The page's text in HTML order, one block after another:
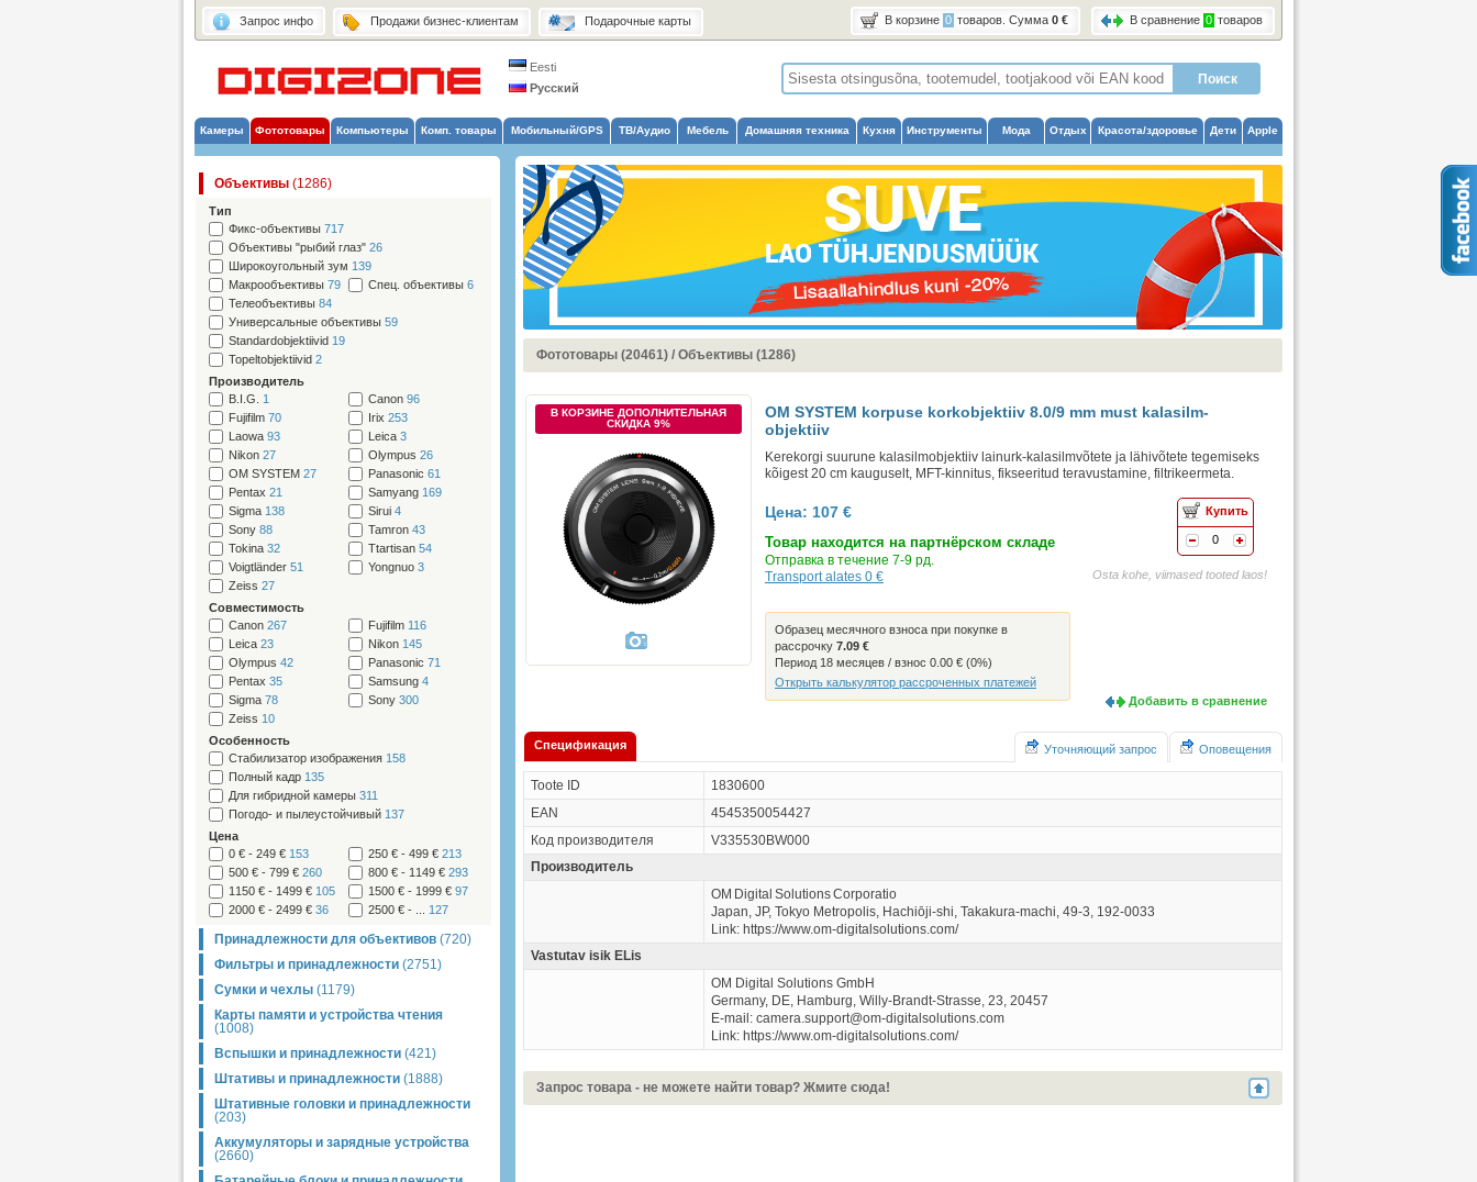
Запрос инфо Продажи бизнес-клиентам Подарочные карты В корзине 0 товаров . Сумма 0 € В сравнение 0 товаров
Eesti
Русский
Камеры Фототовары Компьютеры Комп. товары Мобильный/GPS ТВ/Аудио Мебель Домашняя техника Кухня Инструменты Мода Отдых Красота/здоровье Дети Apple
Объективы (1286)
Тип
Фикс-объективы 717
Объективы "рыбий глаз" 26
Широкоугольный зум 139
Макрообъективы 79 Спец. объективы 6
Телеобъективы 84
Универсальные объективы 59
Standardobjektiivid 19
Topeltobjektiivid 2
Производитель
B.I.G.
1 Canon 96
Fujifilm 70 Irix 253
Laowa 93 Leica 3
Nikon 27 Olympus 26
OM SYSTEM 27 Panasonic 61
Pentax 21 Samyang 169
Sigma 138 Sirui 4
Sony 88 Tamron 43
Tokina 32 Ttartisan 54
Voigtländer 51 Yongnuo 3
Zeiss 27
Cовместимость
Canon 267 Fujifilm 116
Leica 23 Nikon 145
Olympus 42 Panasonic 71
Pentax 35 Samsung 4
Sigma 78 Sony 300
Zeiss 10
Особенность
Стабилизатор изображения 158
Полный кадр 135
Для гибридной камеры 311
Погодо- и пылеустойчивый 137
Цена
0 € - 249 € 153 250 € - 499 € 213
500 € - 799 € 260 800 € - 1149 € 293
1150 € - 1499 € 105 1500 € - 1999 € 97
2000 € - 2499 € 36 2500 € - ... 127
Принадлежности для объективов (720)
Фильтры и принадлежности (2751)
Сумки и чехлы (1179)
Карты памяти и устройства чтения
(1008)
Вспышки и принадлежности (421)
Штативы и принадлежности (1888)
Штативные головки и принадлежности
(203)
Аккумуляторы и зарядные устройства
(2660)
Фототовары (20461) / Объективы (1286)
В КОРЗИНЕ ДОПОЛНИТЕЛЬНАЯ
СКИДКА 9%
OM SYSTEM korpuse korkobjektiiv 8.0/9 mm must kalasilm-
objektiiv
Kerekorgi suurune kalasilmobjektiiv lainurk-kalasilmvõtete ja lähivõtete tegemiseks
kõigest 20 cm kauguselt, MFT-kinnitus, fikseeritud teravustamine, filtrikeermeta.
Цена: 107 €
Товар находится на партнёрском складе
Отправка в течение 7-9 рд.
Transport alates 0 €
Купить
0
Osta kohe, viimased tooted laos!
Образец месячного взноса при покупке в
рассрочку 7.09 €
Период 18 месяцев / взнос 0.00 € (0%)
Открыть калькулятор рассроченных платежей
Добавить в сравнение
Спецификация Уточняющий запрос Оповещения
Toote ID
1830600
EAN
4545350054427
Код производителя
V335530BW000
Производитель
OM Digital Solutions Corporatio
Japan, JP, Tokyo Metropolis, Hachiōji-shi, Takakura-machi, 49-3, 192-0033
Link: https://www.om-digitalsolutions.com/
Vastutav isik ELis
OM Digital Solutions GmbH
Germany, DE, Hamburg, Willy-Brandt-Strasse, 23, 20457
E-mail: camera.support@om-digitalsolutions.com
Link: https://www.om-digitalsolutions.com/
Запрос товара - не можете найти товар? Жмите сюда!